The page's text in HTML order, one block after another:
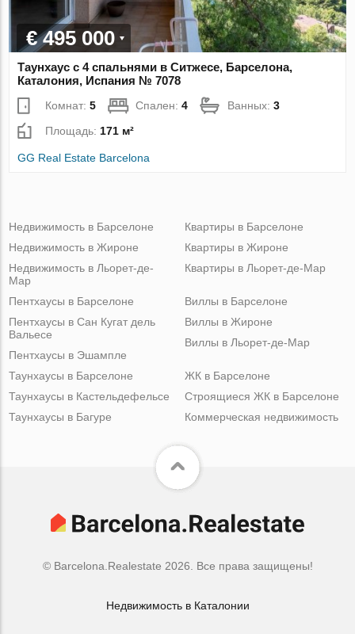
€ 495 000
Таунхаус с 4 спальнями в Ситжесе, Барселона,
Каталония, Испания № 7078
Комнат:5 Спален:4 Ванных:3
Площадь: 171 м²
GG Real Estate Barcelona
Недвижимость в Барселоне
Недвижимость в Жироне
Недвижимость в Льорет-де-
Мар
Квартиры в Барселоне
Квартиры в Жироне
Квартиры в Льорет-де-Мар
Пентхаусы в Барселоне
Пентхаусы в Сан Кугат дель
Вальесе
Пентхаусы в Эшампле
Виллы в Барселоне
Виллы в Жироне
Виллы в Льорет-де-Мар
Таунхаусы в Барселоне
Таунхаусы в Кастельдефельсе
Таунхаусы в Багуре
ЖК в Барселоне
Строящиеся ЖК в Барселоне
Коммерческая недвижимость
© Barcelona.Realestate 2026. Все права защищены!
Недвижимость в Каталонии